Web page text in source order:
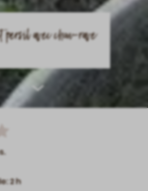
persil avec chou-rave
2 h